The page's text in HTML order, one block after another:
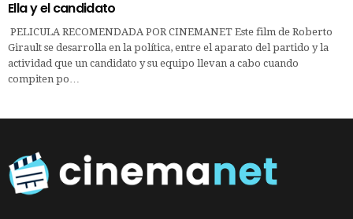
Ella y el candidato
PELICULA RECOMENDADA POR CINEMANET Este film de Roberto
Girault se desarrolla en la política, entre el aparato del partido y la
actividad que un candidato y su equipo llevan a cabo cuando
compiten po…